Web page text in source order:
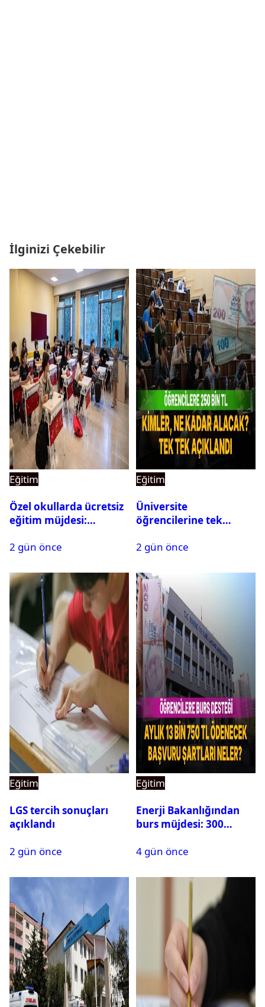
İlginizi Çekebilir
Eğitim
Özel okullarda ücretsiz
eğitim müjdesi:
başladı
2 gün önce
Eğitim
Üniversite
öğrencilerine tek
60 bin liraya kadar burs
2 gün önce
Eğitim
LGS tercih sonuçları
açıklandı
2 gün önce
Eğitim
Enerji Bakanlığından
burs müjdesi: 300
500’e çıkarıldı
4 gün önce